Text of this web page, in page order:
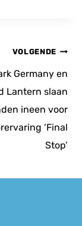
VOLGENDE
Germany en
Lantern slaan
ineen voor
‘Final
Stop’